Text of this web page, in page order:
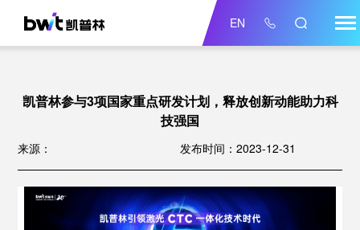
EN
凯普林参与3项国家重点研发计划，释放创新动能助力科
技强国
来源： 发布时间：2023-12-31